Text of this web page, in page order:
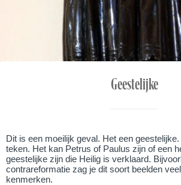
Geestelijke
Dit is een moeilijk geval. Het een
teken. Het kan Petrus of Paulus zijn of een
geestelijke zijn die Heilig is verklaard.
contrareformatie zag je dit soort beelden
kenmerken.